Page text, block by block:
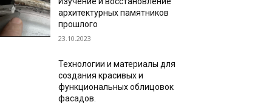
архитектурных памятников
прошлого
23.10.2023
Технологии и материалы для
создания красивых и
функциональных облицовок
фасадов.